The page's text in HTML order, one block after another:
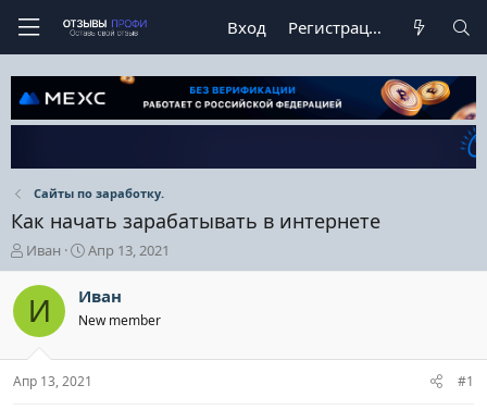
Вход Регистрация
Сайты по заработку.
Как начать зарабатывать в интернете
А
в
т
р
е
м
Иван
Д
а
т
а
н
ч
а
Апр 13, 2021
И Иван
New member
Апр 13, 2021 #1